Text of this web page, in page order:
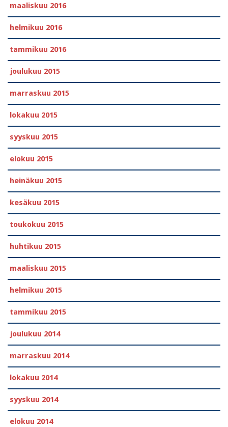
maaliskuu 2016
helmikuu 2016
tammikuu 2016
joulukuu 2015
marraskuu 2015
lokakuu 2015
syyskuu 2015
elokuu 2015
heinäkuu 2015
kesäkuu 2015
toukokuu 2015
huhtikuu 2015
maaliskuu 2015
helmikuu 2015
tammikuu 2015
joulukuu 2014
marraskuu 2014
lokakuu 2014
syyskuu 2014
elokuu 2014